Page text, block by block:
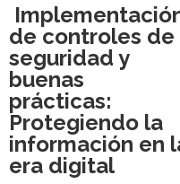
de controles de
seguridad y
buenas
prácticas:
Protegiendo la
información en
era digital